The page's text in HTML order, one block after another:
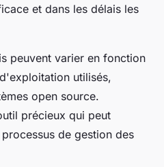
et dans les délais les
peuvent varier en fonction
utilisés,
open source.
précieux qui peut
de gestion des